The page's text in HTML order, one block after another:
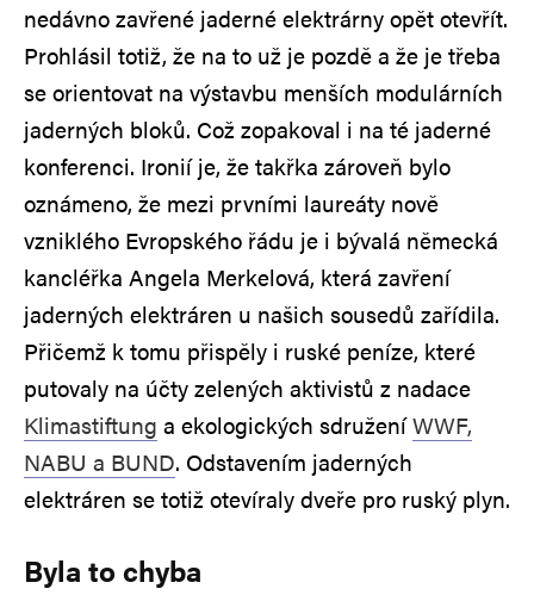
nedávno zavřené jaderné elektrárny opět otevřít.
Prohlásil totiž, že na to už je pozdě a že je třeba
se orientovat na výstavbu menších modulárních
jaderných bloků. Což zopakoval i na té jaderné
konferenci. Ironií je, že takřka zároveň bylo
oznámeno, že mezi prvními laureáty nově
vzniklého Evropského řádu je i bývalá německá
kancléřka Angela Merkelová, která zavření
jaderných elektráren u našich sousedů zařídila.
Přičemž k tomu přispěly i ruské peníze, které
putovaly na účty zelených aktivistů z nadace
Klimastiftung a ekologických sdruženíWWF,
NABU a BUND. Odstavením jaderných
elektráren se totiž otevíraly dveře pro ruský plyn.
Byla to chyba